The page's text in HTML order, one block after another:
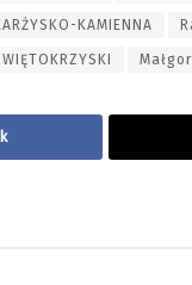
KAMIENNA